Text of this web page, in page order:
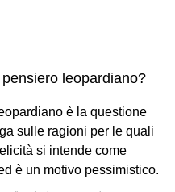
leopardiano?
è la questione
sulle ragioni per le quali
si intende come
è un motivo pessimistico.